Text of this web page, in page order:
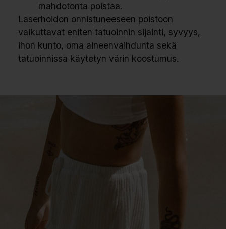
mahdotonta poistaa.
Laserhoidon onnistuneeseen poistoon
vaikuttavat eniten tatuoinnin sijainti, syvyys,
ihon kunto, oma aineenvaihdunta sekä
tatuoinnissa käytetyn värin koostumus.